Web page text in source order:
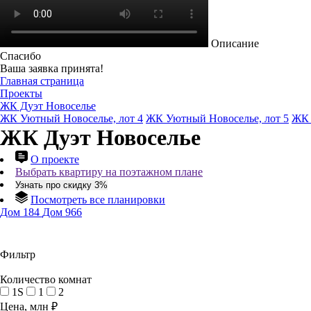
Описание
Спасибо
Ваша заявка принята!
Главная страница
Проекты
ЖК Дуэт Новоселье
ЖК Уютный Новоселье, лот 4 ЖК Уютный Новоселье, лот 5 ЖК
ЖК Дуэт Новоселье
О проекте
Выбрать квартиру на поэтажном плане
Узнать про скидку 3%
Посмотреть все планировки
Дом 184 Дом 966
Фильтр
Количество комнат
1S
1
2
Цена, млн ₽